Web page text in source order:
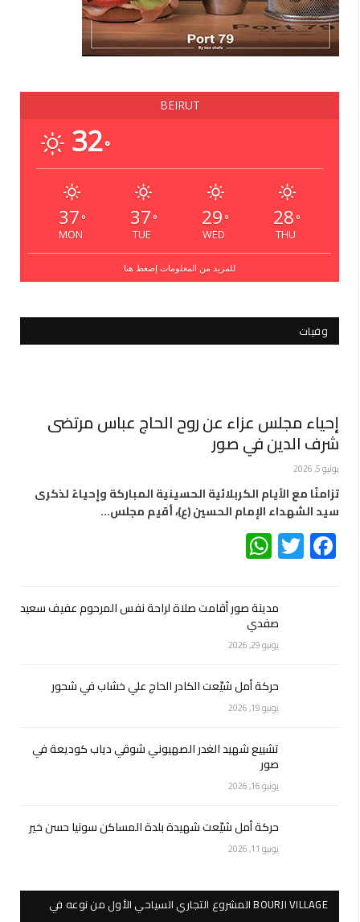
BEIRUT
32°
37 °
MON
37 °
TUE
29 °
WED
28 °
THU
للمزيد من المعلومات إضغط هنا
وفيات
إحياء مجلس عزاء عن روح الحاج عباس مرتضى
شرف الدين في صور
يوليو 5, 2026
تزامنًا مع الأيام الكربلائية الحسينية المباركة وإحياءً لذكرى
سيد الشهداء الإمام الحسين (ع)، أقيم مجلس…
Facebook
Twitter
مدينة صور أقامت صلاة لراحة نفس المرحوم عفيف سعيد
صفدي
يونيو 29, 2026
حركة أمل شيّعت الكادر الحاج علي خشاب في شحور
يونيو 19, 2026
تشييع شهيد الغدر الصهيوني شوقي دياب كوديعة في
صور
يونيو 16, 2026
حركة أمل شيّعت شهيدة بلدة المساكن سونيا حسن خير
يونيو 11, 2026
BOURJI VILLAGE المشروع التجاري السياحي الأول من نوعه في